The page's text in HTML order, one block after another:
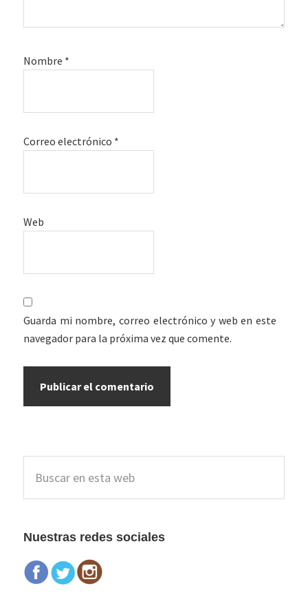
Nombre *
Correo electrónico *
Web
Guarda mi nombre, correo electrónico y web en este
navegador para la próxima vez que comente.
Barra
lateral
esta
Nuestras redes sociales